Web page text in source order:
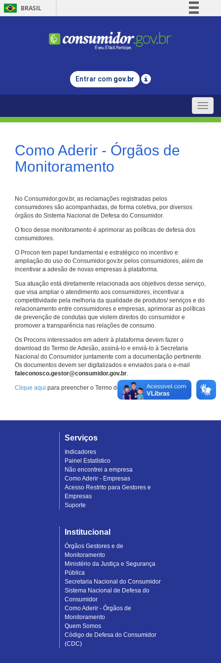
BRASIL
Comunica BR
Legislação
Entrar com gov.br
Toggle
Como Aderir - Órgãos de
Monitoramento
No Consumidor.gov.br, as reclamações registradas pelos
consumidores são acompanhadas, de forma coletiva, por diversos
órgãos do Sistema Nacional de Defesa do Consumidor.
O foco desse monitoramento é aprimorar as políticas de defesa dos
consumidores.
O Procon tem papel fundamental e estratégico no incentivo e
ampliação do uso do Consumidor.gov.br pelos consumidores, além de
incentivar a adesão de novas empresas à plataforma.
Sua atuação está diretamente relacionada aos objetivos desse serviço,
que visa ampliar o atendimento aos consumidores, incentivar a
competitividade pela melhoria da qualidade de produtos/ serviços e do
relacionamento entre consumidores e empresas, aprimorar as políticas
de prevenção de condutas que violem direitos do consumidor e
promover a transparência nas relações de consumo.
Os Procons interessados em aderir à plataforma devem fazer o
download do Termo de Adesão, assiná-lo e enviá-lo à Secretaria
Nacional do Consumidor juntamente com a documentação pertinente.
Os documentos devem ser digitalizados e enviados para o e-mail
faleconosco.gestor@consumidor.gov.br.
Clique aqui para preencher o Termo de Adesão.
Serviços
Indicadores
Painel Estatístico
Não encontrei a empresa
Como Aderir - Empresas
Acesso Restrito para Gestores e
Empresas
Suporte
Institucional
Órgãos Gestores e de
Monitoramento
Ministério da Justiça e Segurança
Pública
Secretaria Nacional do Consumidor
Sistema Nacional de Defesa do
Consumidor
Como Aderir - Órgãos de
Monitoramento
Quem Somos
Código de Defesa do Consumidor
(CDC)